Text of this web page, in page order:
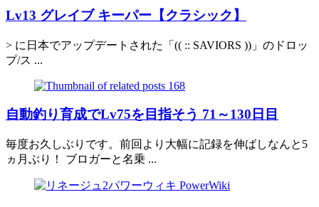
Lv13 グレイブ キーパー【クラシック】
> に日本でアップデートされた「(( :: SAVIORS ))」のドロッ
プ/ス ...
自動釣り育成でLv75を目指そう 71～130日目
毎度お久しぶりです。前回より大幅に記録を伸ばしなんと5
ヵ月ぶり！ ブロガーと名乗 ...